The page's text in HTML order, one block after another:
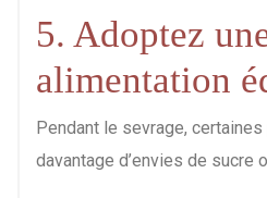
5. Adoptez
alimentation
Pendant le sevrage,
davantage d’envies de sucre